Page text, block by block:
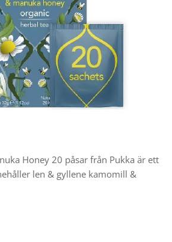
Honey 20 påsar från Pukka är ett
len & gyllene kamomill &